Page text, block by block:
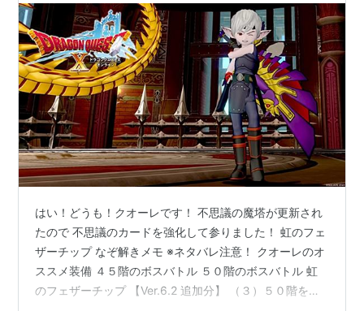
はい！どうも！クオーレです！ 不思議の魔塔が更新され
たので 不思議のカードを強化して参りました！ 虹のフェ
ザーチップ なぞ解きメモ ※ネタバレ注意！ クオーレのオ
ススメ装備 ４５階のボスバトル ５０階のボスバトル 虹
のフェザーチップ 【Ver.6.2 追加分】 （３）５０階を突